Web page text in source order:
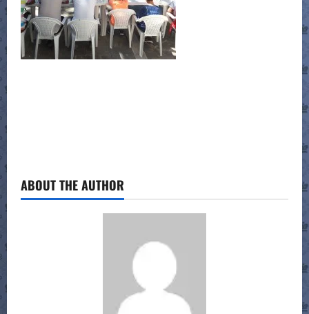
ABOUT THE AUTHOR